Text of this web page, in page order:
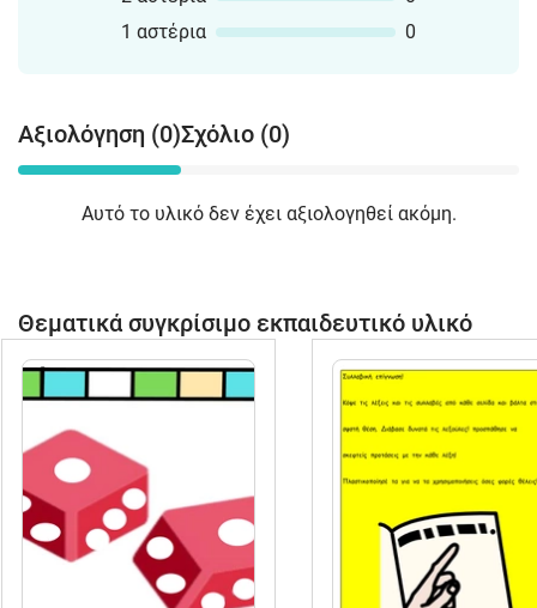
1 αστέρια
0
Αξιολόγηση (0)Σχόλιο (0)
Αυτό το υλικό δεν έχει αξιολογηθεί ακόμη.
Θεματικά συγκρίσιμο εκπαιδευτικό υλικό